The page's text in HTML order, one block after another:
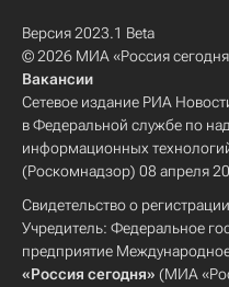
Версия 2023.1 Beta
© 2026 МИА «Россия
Вакансии
Сетевое издание РИА
в Федеральной службе по
информационных
(Роскомнадзор) 08 апреля
Свидетельство о
Учредитель: Федеральное
предприятие
«Россия сегодня» (МИА